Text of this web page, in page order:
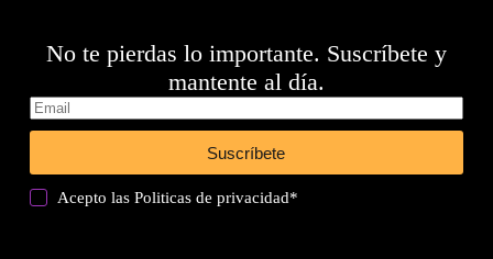
No te pierdas lo importante. Suscríbete y
mantente al día.
Suscríbete
Acepto lasPoliticas de privacidad*